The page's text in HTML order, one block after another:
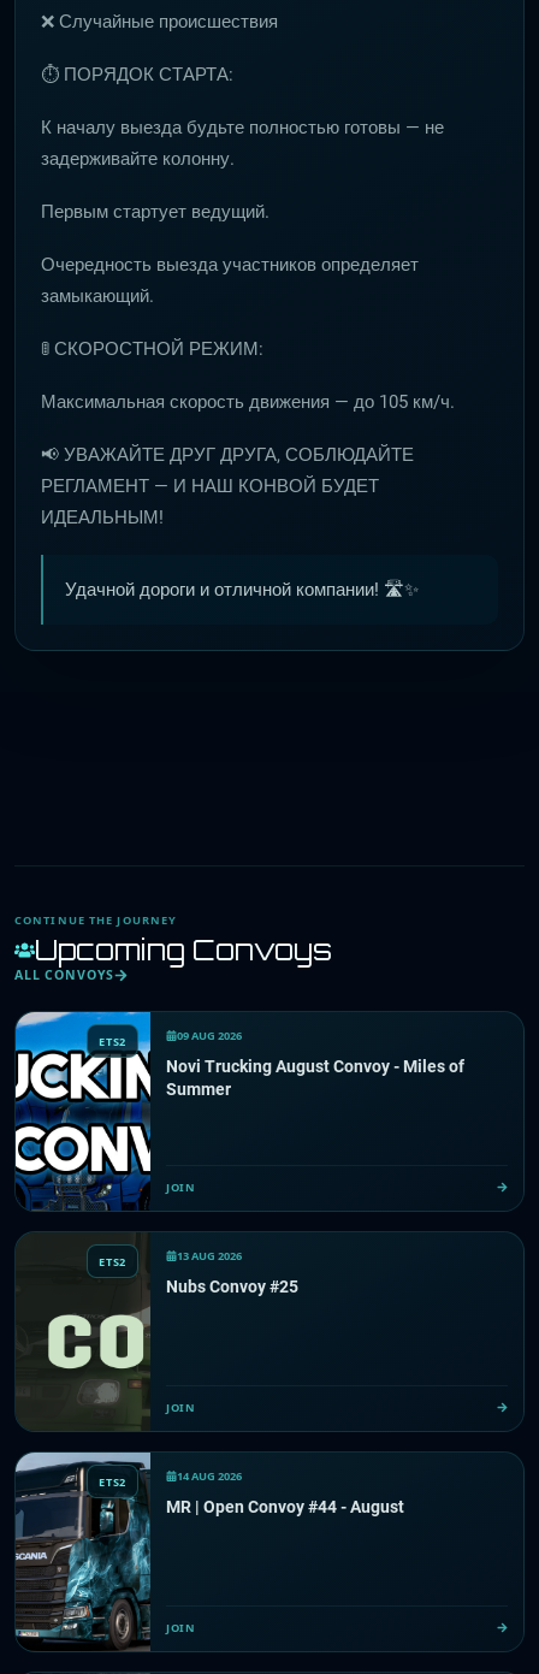
❌ Случайные происшествия
⏱ ПОРЯДОК СТАРТА:
К началу выезда будьте полностью готовы — не
задерживайте колонну.
Первым стартует ведущий.
Очередность выезда участников определяет
замыкающий.
🚦 СКОРОСТНОЙ РЕЖИМ:
Максимальная скорость движения — до 105 км/ч.
📢 УВАЖАЙТЕ ДРУГ ДРУГА, СОБЛЮДАЙТЕ
РЕГЛАМЕНТ — И НАШ КОНВОЙ БУДЕТ
ИДЕАЛЬНЫМ!
Удачной дороги и отличной компании! 🛣️✨
CONTINUE THE JOURNEY
Upcoming Convoys
ALL CONVOYS
ETS2 09 AUG 2026
Novi Trucking August Convoy - Miles of
Summer
JOIN
ETS2 13 AUG 2026
Nubs Convoy #25
JOIN
ETS2 14 AUG 2026
MR | Open Convoy #44 - August
JOIN